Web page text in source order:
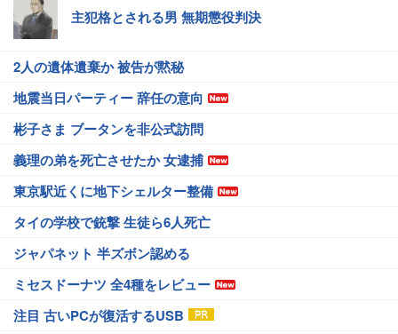
主犯格とされる男 無期懲役判決
2人の遺体遺棄か 被告が黙秘
地震当日パーティー 辞任の意向
彬子さま ブータンを非公式訪問
義理の弟を死亡させたか 女逮捕
東京駅近くに地下シェルター整備
タイの学校で銃撃 生徒ら6人死亡
ジャパネット 半ズボン認める
ミセスドーナツ 全4種をレビュー
注目 古いPCが復活するUSB